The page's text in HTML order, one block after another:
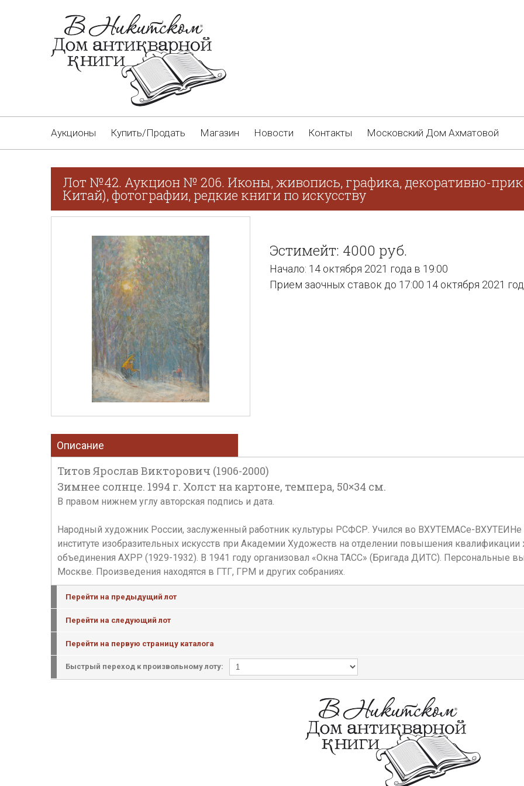
Аукционы Купить/Продать Магазин Новости Контакты Московский Дом Ахматовой
Лот №42. Аукцион № 206. Иконы, живопись, графика, декоративно-
Китай), фотографии, редкие книги по искусству
Эстимейт: 4000 руб.
Начало: 14 октября 2021 года в 19:00
Прием заочных ставок до 17:00 14 октября 2021
Описание
Титов Ярослав Викторович (1906-2000)
Зимнее солнце. 1994 г. Холст на картоне, темпера, 50×34 см.
В правом нижнем углу авторская подпись и дата.
Народный художник России, заслуженный работник культуры РСФСР. Учился во ВХУТЕМАСе-
институте изобразительных искусств при Академии Художеств на отделении повышения
объединения АХРР (1929-1932). В 1941 году организовал «Окна ТАСС» (Бригада ДИТС). Персональные
Москве. Произведения находятся в ГТГ, ГРМ и других собраниях.
Перейти на предыдущий лот
Перейти на следующий лот
Перейти на первую страницу каталога
Быстрый переход к произвольному лоту: